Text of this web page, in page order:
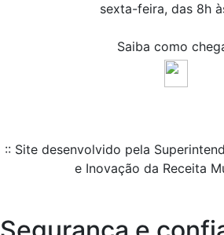
sexta-feira, das 8h
Saiba como
:: Site desenvolvido pela
e Inovação da Receita